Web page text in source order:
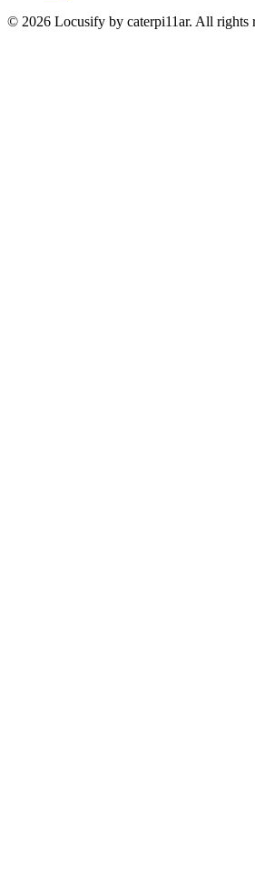
© 2026 Locusify by caterpi11ar. All rights